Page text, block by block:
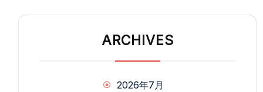
ARCHIVES
2026年7月